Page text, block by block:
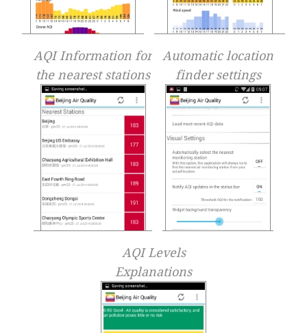
AQI Information for
the nearest stations
Automatic location
finder settings
AQI Levels
Explanations